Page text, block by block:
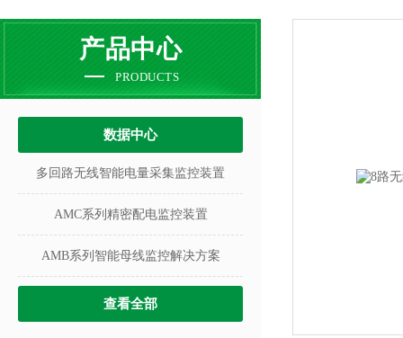
产品中心
PRODUCTS
数据中心
多回路无线智能电量采集监控装置
AMC系列精密配电监控装置
AMB系列智能母线监控解决方案
查看全部